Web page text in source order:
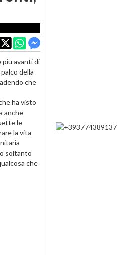
piu avanti di
della
che
ha visto
anche
le
la vita
soltanto
che